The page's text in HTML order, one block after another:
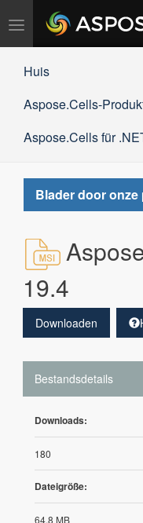
Navigation
umschalten
Huis
Aspose.Cells-
Aspose.Cells für
Blader door
19.4
Downloaden
Bestandsdetails
Downloads:
180
Dateigröße:
64.8 MB